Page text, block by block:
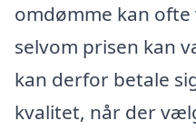
omdømme kan
selvom prisen kan
kan derfor betale
kvalitet, når der